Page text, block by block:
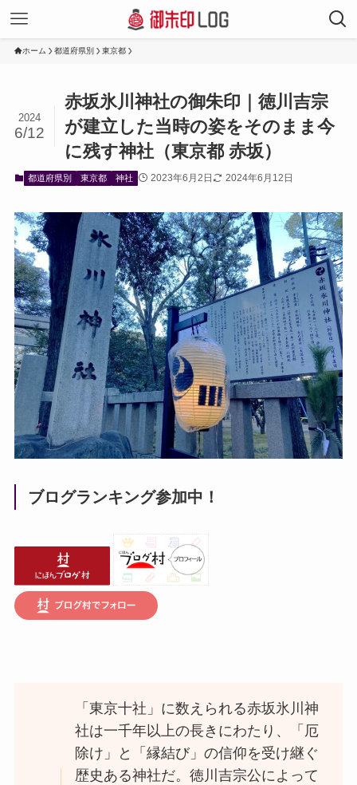
ホーム 都道府県別 東京都
赤坂氷川神社の御朱印｜徳川吉宗
が建立した当時の姿をそのまま今
に残す神社（東京都 赤坂）
2024
6/12
都道府県別 東京都 神社 2023年6月2日 2024年6月12日
ブログランキング参加中！
「東京十社」に数えられる赤坂氷川神
社は一千年以上の長きにわたり、「厄
除け」と「縁結び」の信仰を受け継ぐ
歴史ある神社だ。徳川吉宗公によって